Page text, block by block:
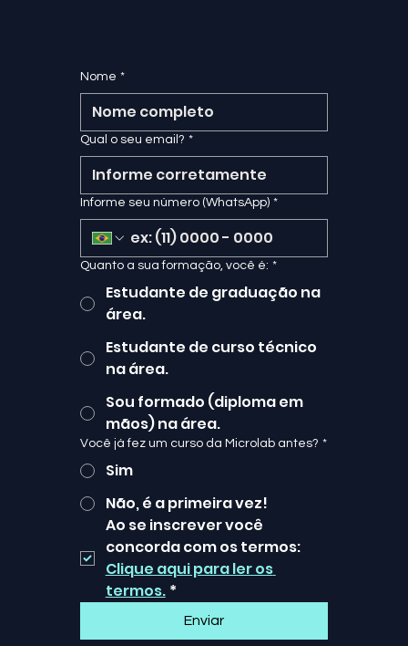
Nome *
Qual o seu email? *
Informe seu número (WhatsApp) *
Quanto a sua formação, você é: *
Estudante de graduação na
área.
Estudante de curso técnico
na área.
Sou formado (diploma em
mãos) na área.
Você já fez um curso da Microlab antes? *
Sim
Não, é a primeira vez!
Ao se inscrever você
concorda com os termos:
Clique aqui para ler os
termos. *
Enviar